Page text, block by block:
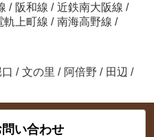
/ 阪和線 / 近鉄南大阪線 /
軌上町線 / 南海高野線 /
/ 文の里 / 阿倍野 / 田辺 /
い合わせ